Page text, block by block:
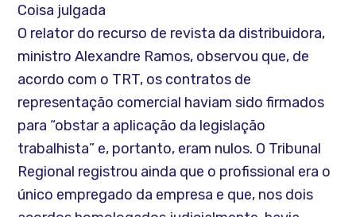
Coisa julgada
O relator do recurso de revista da distribuidora,
ministro Alexandre Ramos, observou que, de
acordo com o TRT, os contratos de
representação comercial haviam sido firmados
para “obstar a aplicação da legislação
trabalhista” e, portanto, eram nulos. O Tribunal
Regional registrou ainda que o profissional era o
único empregado da empresa e que, nos dois